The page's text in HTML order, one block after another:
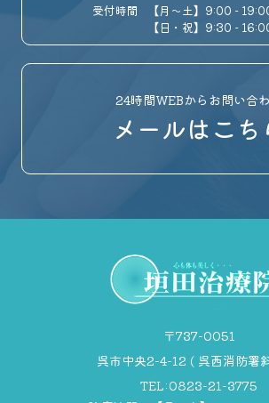
受付時間
【月～土】9:00 -
【日・祝】9:30 -
24時間WEBからお問い合
メールはこち
〒737-0051
呉市中央2-4-12 ( 呉西消防署
TEL:0823-21-3775